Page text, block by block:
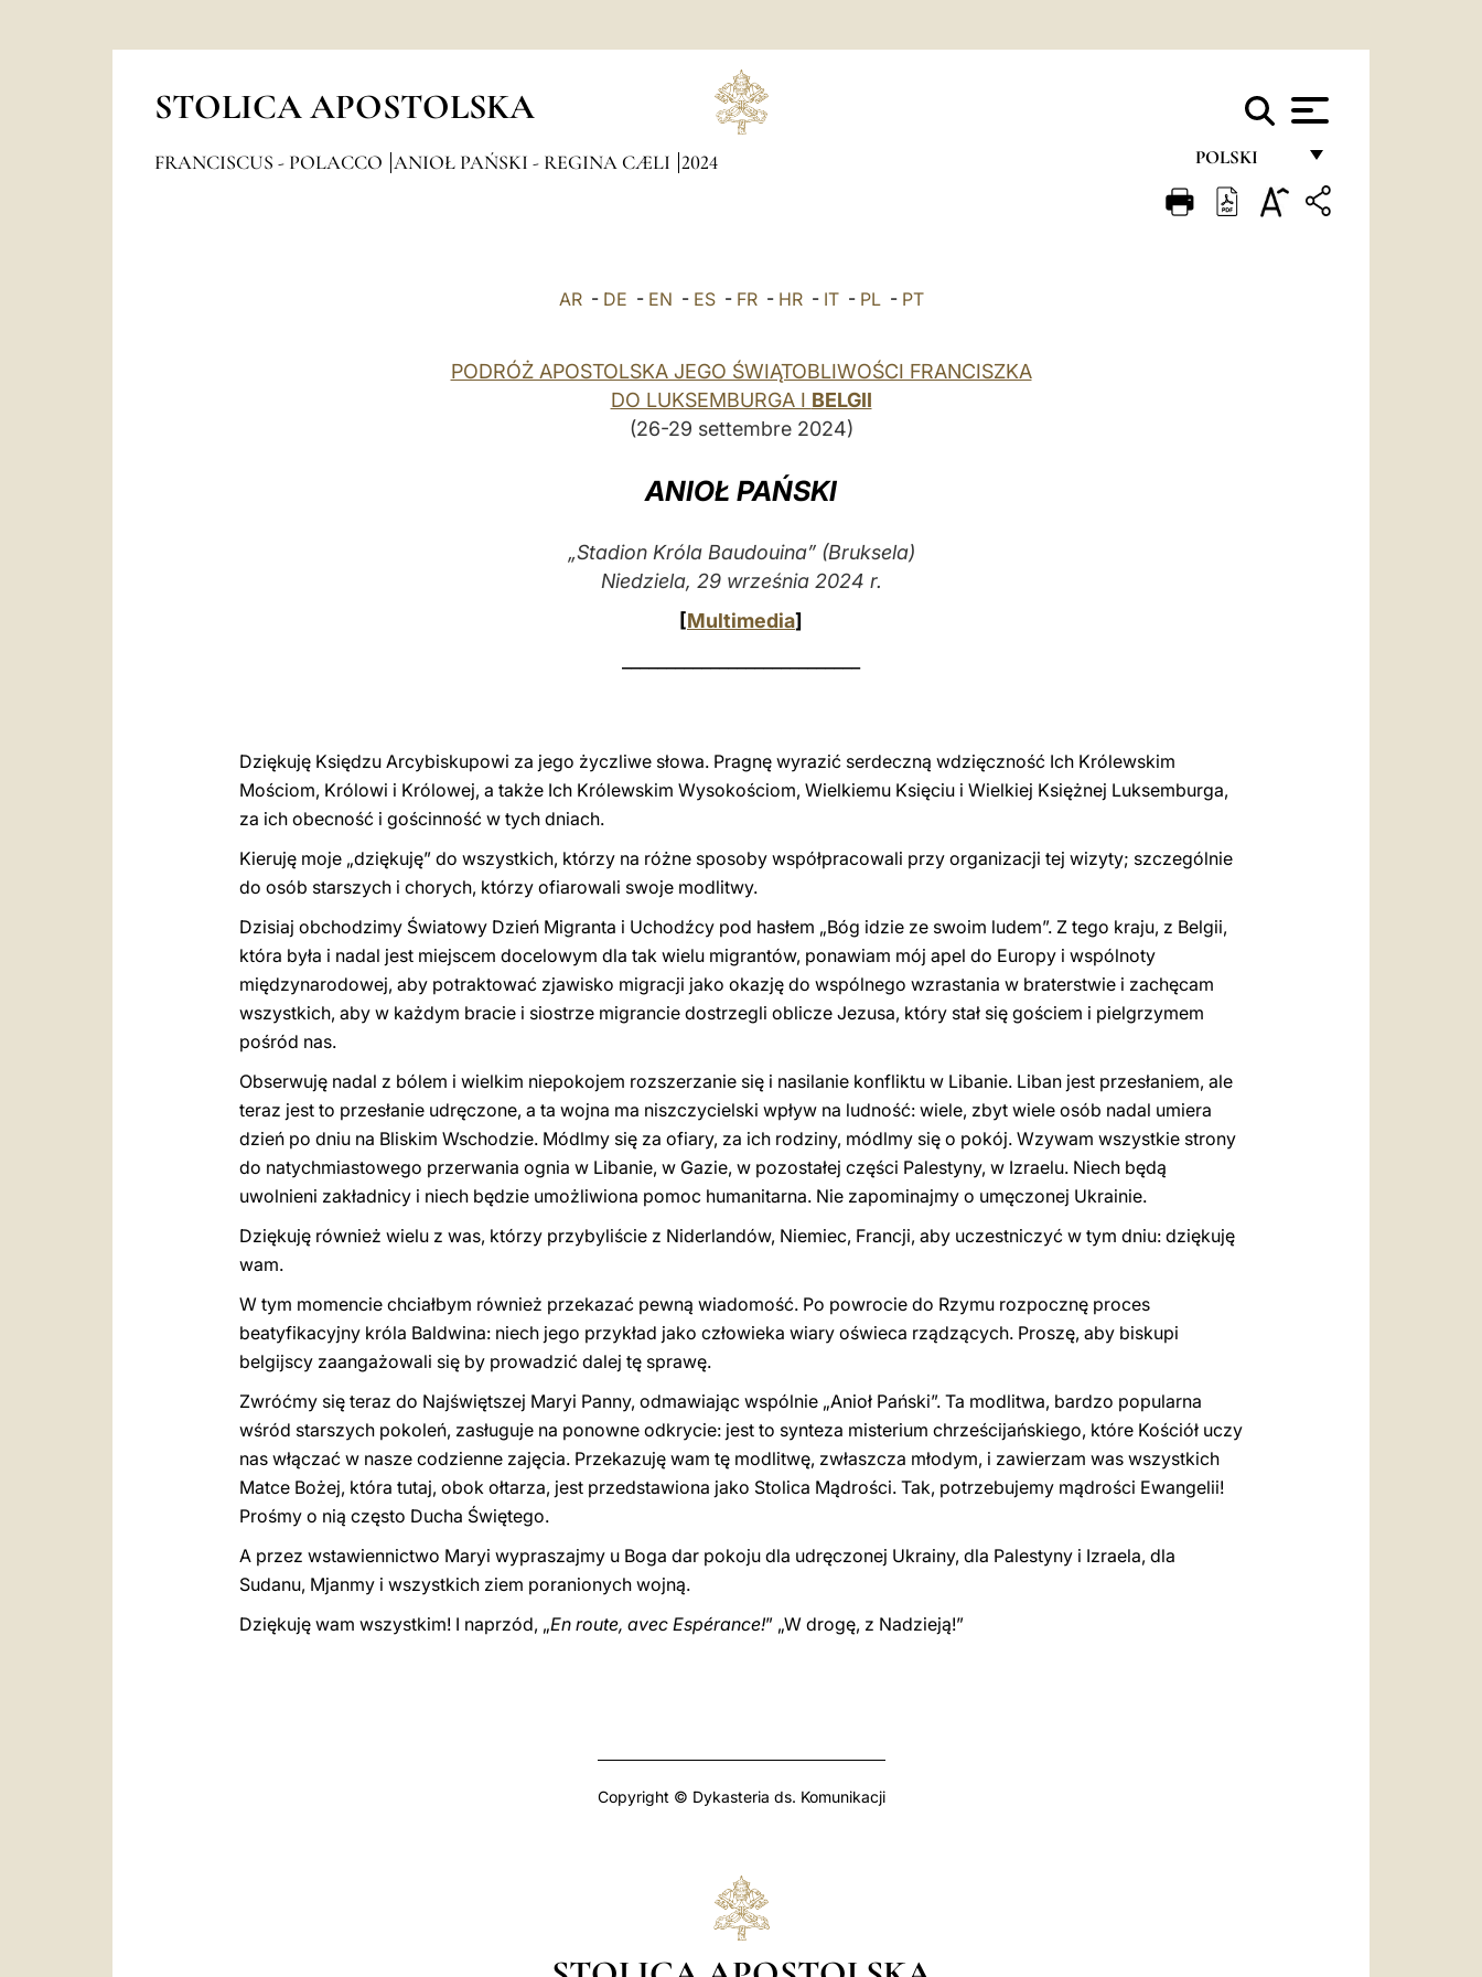
STOLICA APOSTOLSKA
POLSKI
FRANÇAIS
FRANCISCUS - POLACCO ANIOŁ PAŃSKI - REGINA CÆLI 2024
AR- DE - EN - ES- FR- HR- IT- PL- PT
PODRÓŻ APOSTOLSKA JEGO ŚWIĄTOBLIWOŚCI FRANCISZKA
DO LUKSEMBURGA I BELGII
(26-29 settembre 2024)
ANIOŁ PAŃSKI
„Stadion Króla Baudouina” (Bruksela)
Niedziela, 29 września 2024 r.
[Multimedia]
Dziękuję Księdzu Arcybiskupowi za jego życzliwe słowa. Pragnę wyrazić serdeczną wdzięczność Ich Królewskim
Mościom, Królowi i Królowej, a także Ich Królewskim Wysokościom, Wielkiemu Księciu i Wielkiej Księżnej Luksemburga,
za ich obecność i gościnność w tych dniach.
Kieruję moje „dziękuję” do wszystkich, którzy na różne sposoby współpracowali przy organizacji tej wizyty; szczególnie
do osób starszych i chorych, którzy ofiarowali swoje modlitwy.
Dzisiaj obchodzimy Światowy Dzień Migranta i Uchodźcy pod hasłem „Bóg idzie ze swoim ludem”. Z tego kraju, z Belgii,
która była i nadal jest miejscem docelowym dla tak wielu migrantów, ponawiam mój apel do Europy i wspólnoty
międzynarodowej, aby potraktować zjawisko migracji jako okazję do wspólnego wzrastania w braterstwie i zachęcam
wszystkich, aby w każdym bracie i siostrze migrancie dostrzegli oblicze Jezusa, który stał się gościem i pielgrzymem
pośród nas.
Obserwuję nadal z bólem i wielkim niepokojem rozszerzanie się i nasilanie konfliktu w Libanie. Liban jest przesłaniem, ale
teraz jest to przesłanie udręczone, a ta wojna ma niszczycielski wpływ na ludność: wiele, zbyt wiele osób nadal umiera
dzień po dniu na Bliskim Wschodzie. Módlmy się za ofiary, za ich rodziny, módlmy się o pokój. Wzywam wszystkie strony
do natychmiastowego przerwania ognia w Libanie, w Gazie, w pozostałej części Palestyny, w Izraelu. Niech będą
uwolnieni zakładnicy i niech będzie umożliwiona pomoc humanitarna. Nie zapominajmy o umęczonej Ukrainie.
Dziękuję również wielu z was, którzy przybyliście z Niderlandów, Niemiec, Francji, aby uczestniczyć w tym dniu: dziękuję
wam.
W tym momencie chciałbym również przekazać pewną wiadomość. Po powrocie do Rzymu rozpocznę proces
beatyfikacyjny króla Baldwina: niech jego przykład jako człowieka wiary oświeca rządzących. Proszę, aby biskupi
belgijscy zaangażowali się by prowadzić dalej tę sprawę.
Zwróćmy się teraz do Najświętszej Maryi Panny, odmawiając wspólnie „Anioł Pański”. Ta modlitwa, bardzo popularna
wśród starszych pokoleń, zasługuje na ponowne odkrycie: jest to synteza misterium chrześcijańskiego, które Kościół uczy
nas włączać w nasze codzienne zajęcia. Przekazuję wam tę modlitwę, zwłaszcza młodym, i zawierzam was wszystkich
Matce Bożej, która tutaj, obok ołtarza, jest przedstawiona jako Stolica Mądrości. Tak, potrzebujemy mądrości Ewangelii!
Prośmy o nią często Ducha Świętego.
A przez wstawiennictwo Maryi wypraszajmy u Boga dar pokoju dla udręczonej Ukrainy, dla Palestyny i Izraela, dla
Sudanu, Mjanmy i wszystkich ziem poranionych wojną.
Dziękuję wam wszystkim! I naprzód, „En route, avec Espérance!” „W drogę, z Nadzieją!”
Copyright © Dykasteria ds. Komunikacji